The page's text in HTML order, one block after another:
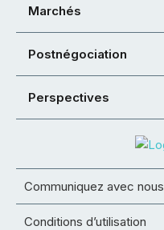
Marchés
Postnégociation
Perspectives
Communiquez avec nous
Conditions d’utilisation